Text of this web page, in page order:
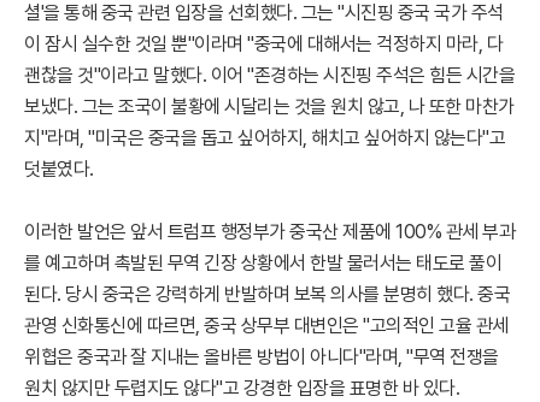
셜'을 통해 중국 관련 입장을 선회했다. 그는 "시진핑 중국 국가 주석
이 잠시 실수한 것일 뿐"이라며 "중국에 대해서는 걱정하지 마라, 다
괜찮을 것"이라고 말했다. 이어 "존경하는 시진핑 주석은 힘든 시간을
보냈다. 그는 조국이 불황에 시달리는 것을 원치 않고, 나 또한 마찬가
지"라며, "미국은 중국을 돕고 싶어하지, 해치고 싶어하지 않는다"고
덧붙였다.
이러한 발언은 앞서 트럼프 행정부가 중국산 제품에 100% 관세 부과
를 예고하며 촉발된 무역 긴장 상황에서 한발 물러서는 태도로 풀이
된다. 당시 중국은 강력하게 반발하며 보복 의사를 분명히 했다. 중국
관영 신화통신에 따르면, 중국 상무부 대변인은 "고의적인 고율 관세
위협은 중국과 잘 지내는 올바른 방법이 아니다"라며, "무역 전쟁을
원치 않지만 두렵지도 않다"고 강경한 입장을 표명한 바 있다.